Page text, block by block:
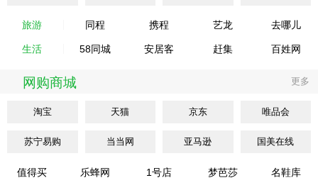
旅游 同程 携程 艺龙 去哪儿
生活 58同城 安居客 赶集 百姓网
网购商城 更多
淘宝 天猫 京东 唯品会
苏宁易购 当当网 亚马逊 国美在线
值得买 乐蜂网 1号店 梦芭莎 名鞋库